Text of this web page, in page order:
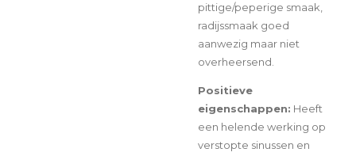
pittige/peperige smaak,
radijssmaak goed
aanwezig maar niet
overheersend.
Positieve
eigenschappen: Heeft
een helende werking op
verstopte sinussen en